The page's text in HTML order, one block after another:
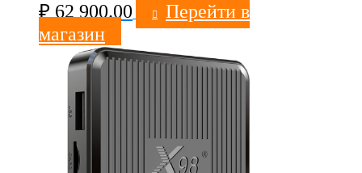
₽62 900.00
Перейти в
магазин